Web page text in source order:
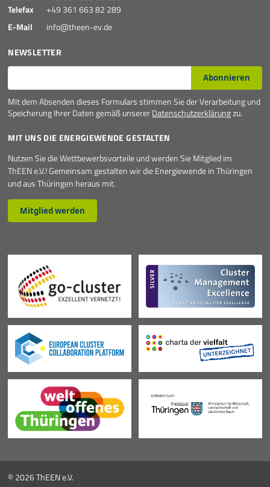
Telefax
+49 361 663 82 289
E-Mail
info@theen-ev.de
NEWSLETTER
E-Mail* Abonnieren
Mit dem Absenden dieses Formulars stimmen Sie der Verarbeitung und
Speicherung Ihrer Daten gemäß unsererDatenschutzerklärungzu.
MIT UNS DIE ENERGIEWENDE GESTALTEN
Nutzen Sie die Wettbewerbsvorteile und werden Sie Mitglied im
ThEEN e.V.! Gemeinsam gestalten wir die Energiewende in Thüringen
und aus Thüringen heraus mit.
Mitglied werden
© 2026 ThEEN e.V.